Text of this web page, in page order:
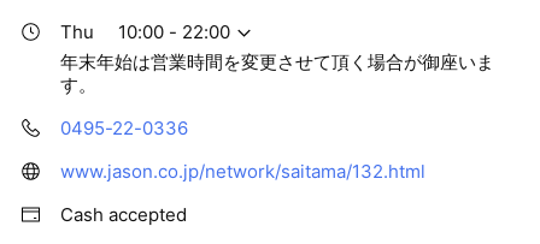
Thu
10:00 - 22:00
年末年始は営業時間を変更させて頂く場合が御座いま
す。
0495-22-0336
www.jason.co.jp/network/saitama/132.html
Cash accepted